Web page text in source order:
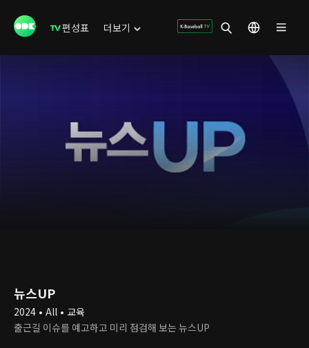
편성표 더보기
뉴스UP
2024 • All • 교육
출근길 이슈를 예고하고 미리 점검해 보는 뉴스UP